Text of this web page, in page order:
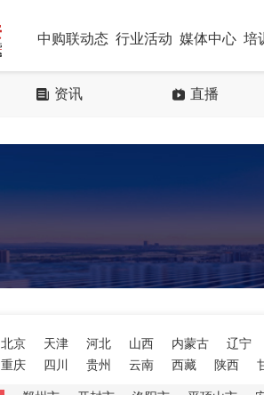
中购联动态 行业活动 媒体中心 培
资讯 直播
北京 天津 河北 山西 内蒙古
辽宁
重庆 四川 贵州 云南 西藏 陕西